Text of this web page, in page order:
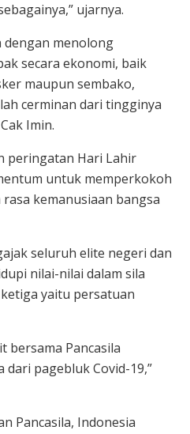
ujarnya.
dengan menolong
secara ekonomi, baik
maupun sembako,
cerminan dari tingginya
Imin.
peringatan Hari Lahir
untuk memperkokoh
kemanusiaan bangsa
seluruh elite negeri dan
nilai-nilai dalam sila
yaitu persatuan
bersama Pancasila
pagebluk Covid-19,”
Pancasila, Indonesia